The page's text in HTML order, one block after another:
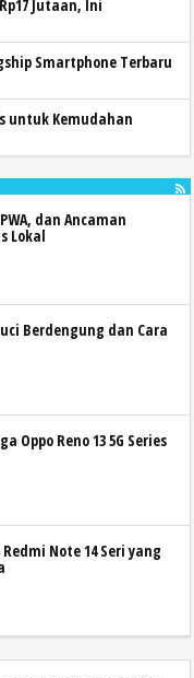
Jutaan, Ini
Smartphone Terbaru
untuk Kemudahan
dan Ancaman
Lokal
Berdengung dan Cara
Oppo Reno 13 5G Series
Note 14 Seri yang